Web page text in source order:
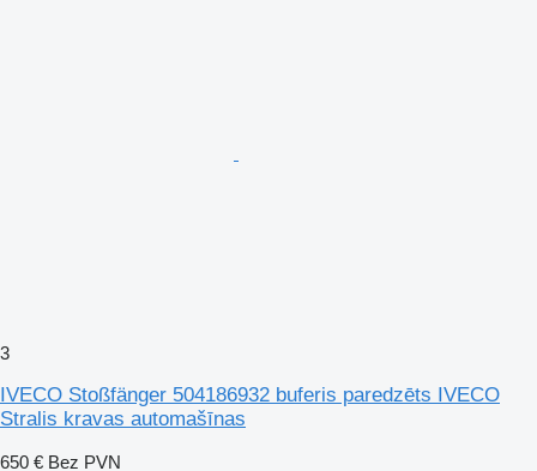
3
IVECO Stoßfänger 504186932 buferis paredzēts IVECO
Stralis kravas automašīnas
650 € Bez PVN